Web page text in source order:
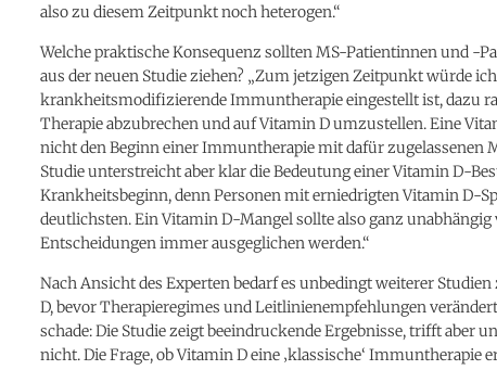
also zu diesem Zeitpunkt noch heterogen.“
Welche praktische Konsequenz sollten MS-Patientinnen und -
aus der neuen Studie ziehen? „Zum jetzigen Zeitpunkt würde
krankheitsmodifizierende Immuntherapie eingestellt ist, dazu
Therapie abzubrechen und auf Vitamin D umzustellen. Eine
nicht den Beginn einer Immuntherapie mit dafür zugelassenen
Studie unterstreicht aber klar die Bedeutung einer Vitamin D-
Krankheitsbeginn, denn Personen mit erniedrigten Vitamin D-
deutlichsten. Ein Vitamin D-Mangel sollte also ganz
Entscheidungen immer ausgeglichen werden.“
Nach Ansicht des Experten bedarf es unbedingt weiterer
D, bevor Therapieregimes und Leitlinienempfehlungen
schade: Die Studie zeigt beeindruckende Ergebnisse, trifft aber
nicht. Die Frage, ob Vitamin D eine ‚klassische‘ Immuntherapie